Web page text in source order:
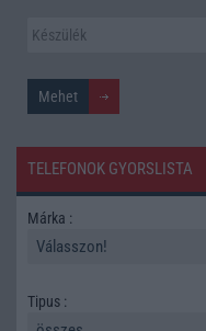
TELEFONOK GYORSLISTA
Márka :
Tipus :